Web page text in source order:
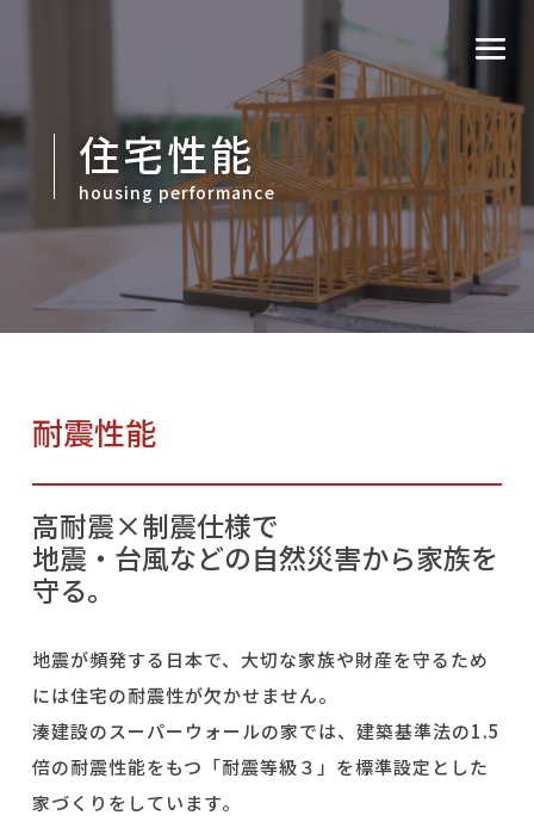
住宅性能
housing performance
耐震性能
高耐震×制震仕様で
地震・台風などの自然災害から家族を
守る。
地震が頻発する日本で、大切な家族や財産を守るため
には住宅の耐震性が欠かせません。
湊建設のスーパーウォールの家では、建築基準法の1.5
倍の耐震性能をもつ「耐震等級３」を標準設定とした
家づくりをしています。